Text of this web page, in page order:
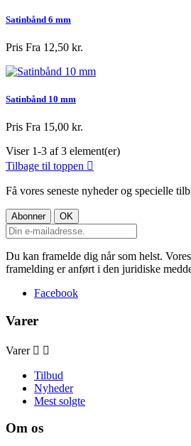
Satinbånd 6 mm
Pris Fra 12,50 kr.
Satinbånd 10 mm
Pris Fra 15,00 kr.
Viser 1-3 af 3 element(er)
Tilbage til toppen 
Få vores seneste nyheder og specielle
Du kan framelde dig når som helst.
framelding er anført i den juridiske
Facebook
Varer
Varer  
Tilbud
Nyheder
Mest solgte
Om os